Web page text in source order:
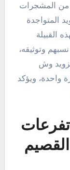
من المشجرات
المتواجدة
القبيلة
وتوثيقه،
وش
واحدة، ويؤكد
القصيم